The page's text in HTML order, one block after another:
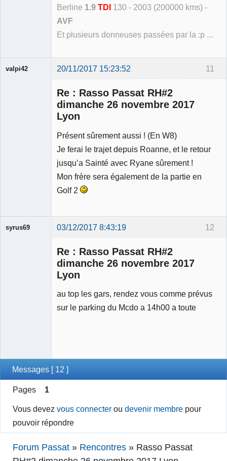
Berline 1.9 TDI 130 - 2003 (200000 kms) -
AVF
Et plusieurs donneuses passées par la :p ...
11
valpi42 20/11/2017 15:23:52
Re : Rasso Passat RH#2
dimanche 26 novembre 2017
Lyon
Présent sûrement aussi ! (En W8)
Je ferai le trajet depuis Roanne, et le retour
jusqu’a Sainté avec Ryane sûrement !
Mon frère sera également de la partie en
Golf 2
12
syrus69 03/12/2017 8:43:19
Re : Rasso Passat RH#2
dimanche 26 novembre 2017
Lyon
au top les gars, rendez vous comme prévus
sur le parking du Mcdo a 14h00 a toute
Messages [ 12 ]
Pages 1
Vous devezvous connecter oudevenir membre pour
pouvoir répondre
Forum Passat » Rencontres » Rasso Passat